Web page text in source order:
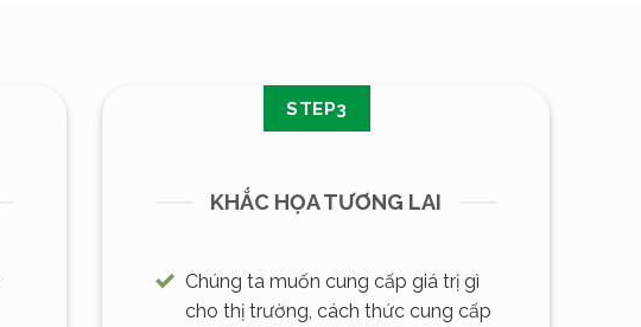
STEP3
KHẮC HỌA TƯƠNG LAI
Chúng ta muốn cung cấp giá trị gì
cho thị trường, cách thức cung cấp